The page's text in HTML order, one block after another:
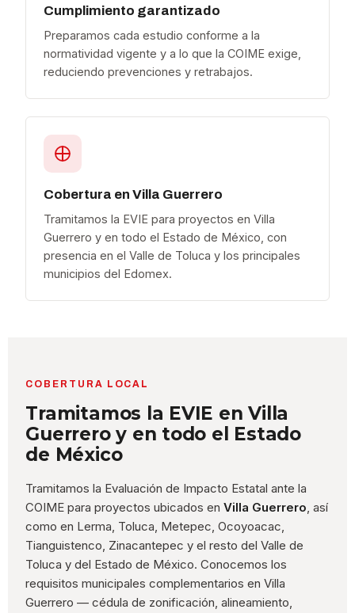
Cumplimiento garantizado
Preparamos cada estudio conforme a la
normatividad vigente y a lo que la COIME exige,
reduciendo prevenciones y retrabajos.
Cobertura en Villa Guerrero
Tramitamos la EVIE para proyectos en Villa
Guerrero y en todo el Estado de México, con
presencia en el Valle de Toluca y los principales
municipios del Edomex.
COBERTURA LOCAL
Tramitamos la EVIE en Villa
Guerrero y en todo el Estado
de México
Tramitamos la Evaluación de Impacto Estatal ante la
COIME para proyectos ubicados enVilla Guerrero, así
como en Lerma, Toluca, Metepec, Ocoyoacac,
Tianguistenco, Zinacantepec y el resto del Valle de
Toluca y del Estado de México. Conocemos los
requisitos municipales complementarios en Villa
Guerrero — cédula de zonificación, alineamiento,